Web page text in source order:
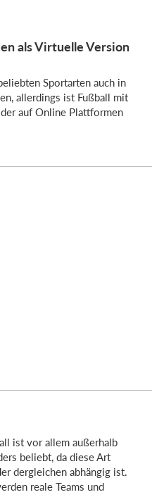
als Virtuelle Version
Sportarten auch in
allerdings ist Fußball mit
auf Online Plattformen
ist vor allem außerhalb
beliebt, da diese Art
dergleichen abhängig ist.
reale Teams und